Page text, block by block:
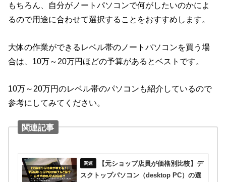
もちろん、自分がノートパソコンで何がしたいのかによ
るので用途に合わせて選択することをおすすめします。
大体の作業ができるレベル帯のノートパソコンを買う場
合は、10万～20万円ほどの予算があるとベストです。
10万～20万円のレベル帯のパソコンも紹介しているので
参考にしてみてください。
関連記事
【元ショップ店員が価格別比較】デ
スクトップパソコン（desktop PC）の選